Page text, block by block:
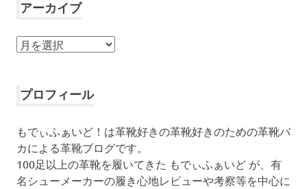
アーカイブ
ア
イ
プロフィール
もでぃふぁいど！は革靴好きの革靴好きのための革靴バ
カによる革靴ブログです。
100足以上の革靴を履いてきた もでぃふぁいど が、有
名シューメーカーの履き心地レビューや考察等を中心に